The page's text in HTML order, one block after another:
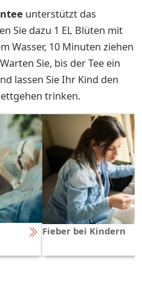
unterstützt das
Sie dazu 1 EL Blüten mit
Wasser, 10 Minuten ziehen
Sie, bis der Tee ein
lassen Sie Ihr Kind den
trinken.
Fieber bei Kindern